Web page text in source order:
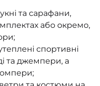
та сарафани,
або окремо,
спортивні
та джемпери, а